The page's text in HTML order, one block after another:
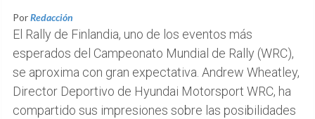
PorRedacción
El Rally de Finlandia, uno de los eventos más
esperados del Campeonato Mundial de Rally (WRC),
se aproxima con gran expectativa. Andrew Wheatley,
Director Deportivo de Hyundai Motorsport WRC, ha
compartido sus impresiones sobre las posibilidades